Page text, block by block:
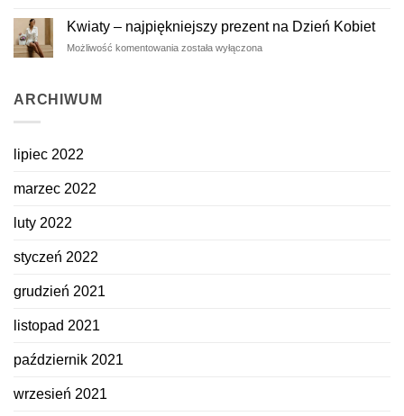
na
ukochanej
z
okazji
Kwiaty – najpiękniejszy prezent na Dzień Kobiet
Możliwość komentowania Kwiaty
została wyłączona
ARCHIWUM
lipiec 2022
marzec 2022
luty 2022
styczeń 2022
grudzień 2021
listopad 2021
październik 2021
wrzesień 2021